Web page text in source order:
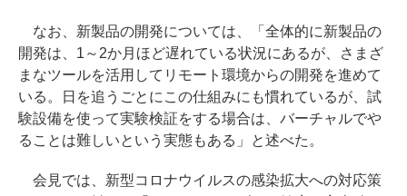
なお、新製品の開発については、「全体的に新製品の
開発は、1～2か月ほど遅れている状況にあるが、さまざ
まなツールを活用してリモート環境からの開発を進めて
いる。日を追うごとにこの仕組みにも慣れているが、試
験設備を使って実験検証をする場合は、バーチャルでや
ることは難しいという実態もある」と述べた。
会見では、新型コロナウイルスの感染拡大への対応策